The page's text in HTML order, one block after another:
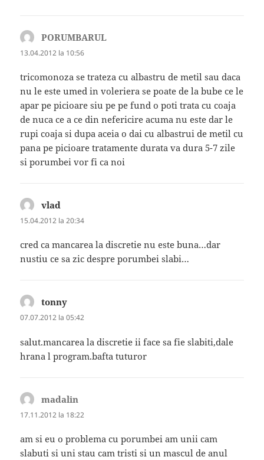
PORUMBARUL
13.04.2012 la 10:56
tricomonoza se trateza cu albastru de metil sau daca
nu le este umed in voleriera se poate de la bube ce le
apar pe picioare siu pe pe fund o poti trata cu coaja
de nuca ce a ce din nefericire acuma nu este dar le
rupi coaja si dupa aceia o dai cu albastrui de metil cu
pana pe picioare tratamente durata va dura 5-7 zile
si porumbei vor fi ca noi
vlad
15.04.2012 la 20:34
cred ca mancarea la discretie nu este buna…dar
nustiu ce sa zic despre porumbei slabi…
tonny
07.07.2012 la 05:42
salut.mancarea la discretie ii face sa fie slabiti,dale
hrana l program.bafta tuturor
madalin
17.11.2012 la 18:22
am si eu o problema cu porumbei am unii cam
slabuti si uni stau cam tristi si un mascul de anul